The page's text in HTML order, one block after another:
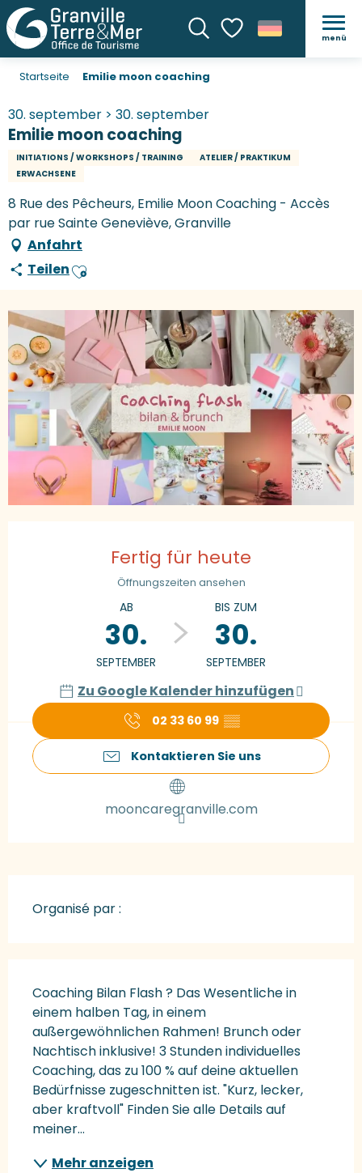
SucheVoir les favoris
menü
Startseite Emilie moon coaching
30. september > 30. september
Emilie moon coaching
INITIATIONS / WORKSHOPS / TRAINING
ATELIER / PRAKTIKUM
ERWACHSENE
8 Rue des Pêcheurs, Emilie Moon Coaching - Accès
par rue Sainte Geneviève, Granville
Anfahrt
TeilenAjouter aux favoris
Fertig für heute
Öffnungszeiten ansehen
AB
30.
SEPTEMBER
BIS ZUM
30.
SEPTEMBER
Zu Google Kalender hinzufügen
02 33 60 99 ▒▒
Kontaktieren Sie uns
mooncaregranville.com
Organisé par :
Coaching Bilan Flash ? Das Wesentliche in
einem halben Tag, in einem
außergewöhnlichen Rahmen! Brunch oder
Nachtisch inklusive! 3 Stunden individuelles
Coaching, das zu 100 % auf deine aktuellen
Bedürfnisse zugeschnitten ist. "Kurz, lecker,
aber kraftvoll" Finden Sie alle Details auf
meiner...
Mehr anzeigen